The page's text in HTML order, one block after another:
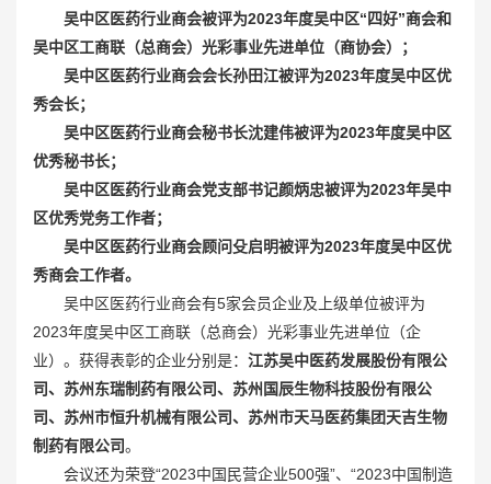
吴中区医药行业商会被评为2023年度吴中区“四好”商会和
吴中区工商联（总商会）光彩事业先进单位（商协会）；
吴中区医药行业商会会长孙田江被评为2023年度吴中区优
秀会长；
吴中区医药行业商会秘书长沈建伟被评为2023年度吴中区
优秀秘书长；
吴中区医药行业商会党支部书记颜炳忠被评为2023年吴中
区优秀党务工作者；
吴中区医药行业商会顾问殳启明被评为2023年度吴中区优
秀商会工作者。
吴中区医药行业商会有5家会员企业及上级单位被评为
2023年度吴中区工商联（总商会）光彩事业先进单位（企
业）。获得表彰的企业分别是： 江苏吴中医药发展股份有限公
司、苏州东瑞制药有限公司、苏州国辰生物科技股份有限公
司、苏州市恒升机械有限公司、苏州市天马医药集团天吉生物
制药有限公司。
会议还为荣登“2023中国民营企业500强”、“2023中国制造